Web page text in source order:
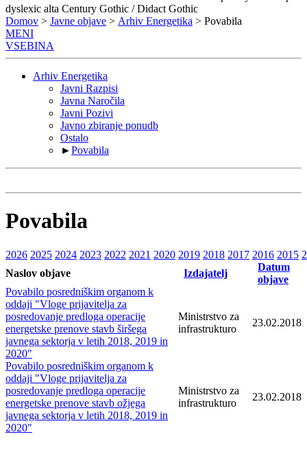
dyslexic alta Century Gothic / Didact Gothic
Domov > Javne objave > Arhiv Energetika > Povabila
MENI
VSEBINA
Arhiv Energetika
Javni Razpisi
Javna Naročila
Javni Pozivi
Javno zbiranje ponudb
Ostalo
►Povabila
Povabila
2026 2025 2024 2023 2022 2021 2020 2019 2018 2017 2016 2015
Naslov objave
Izdajatelj
Datum
objave
Povabilo posredniškim organom k
oddaji "Vloge prijavitelja za
posredovanje predloga operacije
energetske prenove stavb širšega
javnega sektorja v letih 2018, 2019 in
2020"
Ministrstvo za
infrastrukturo
23.02.2018
Povabilo posredniškim organom k
oddaji "Vloge prijavitelja za
posredovanje predloga operacije
energetske prenove stavb ožjega
javnega sektorja v letih 2018, 2019 in
2020"
Ministrstvo za
infrastrukturo
23.02.2018